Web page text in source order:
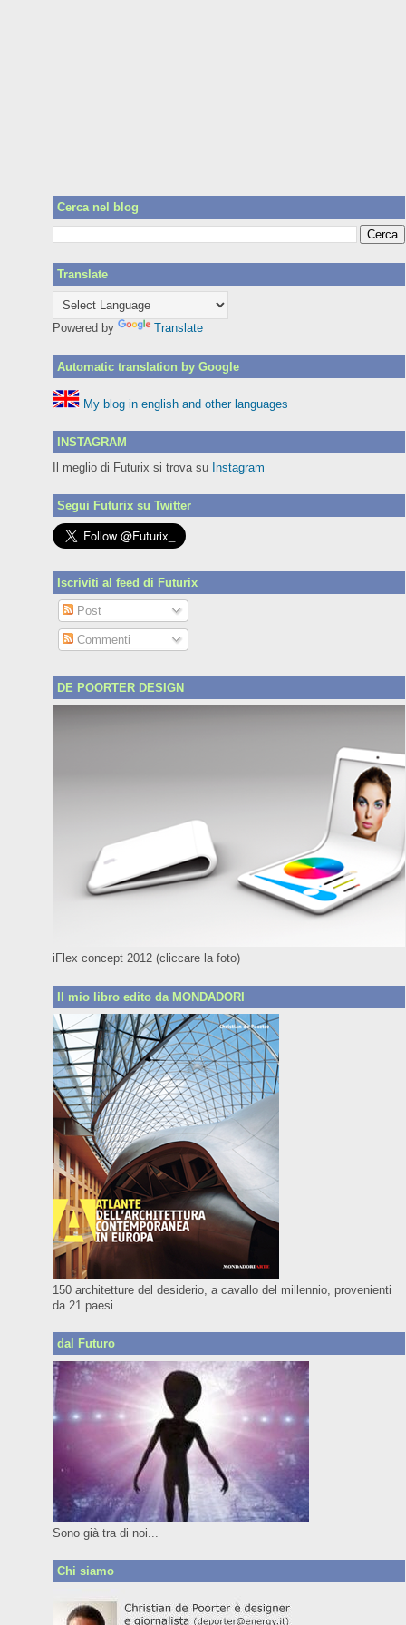
Cerca nel blog
Translate
Powered by Translate
Automatic translation by Google
My blog in english and other languages
INSTAGRAM
Il meglio di Futurix si trova su Instagram
Segui Futurix su Twitter
Iscriviti al feed di Futurix
Post
Commenti
DE POORTER DESIGN
iFlex concept 2012 (cliccare la foto)
Il mio libro edito da MONDADORI
150 architetture del desiderio, a cavallo del millennio, provenienti
da 21 paesi.
dal Futuro
Sono già tra di noi...
Chi siamo